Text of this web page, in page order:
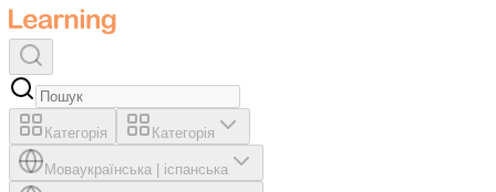
Категорія Категорія
Моваукраїнська іспанська